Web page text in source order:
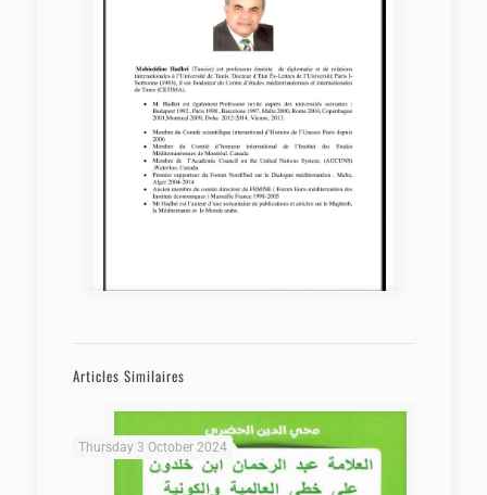
Articles Similaires
Thursday 3 October 2024